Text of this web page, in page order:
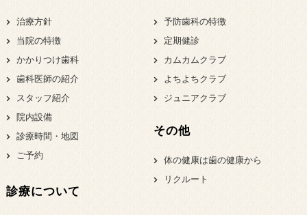
治療方針
当院の特徴
かかりつけ歯科
歯科医師の紹介
スタッフ紹介
院内設備
診療時間・地図
ご予約
診療について
予防歯科の特徴
定期健診
カムカムクラブ
よちよちクラブ
ジュニアクラブ
その他
体の健康は歯の健康から
リクルート